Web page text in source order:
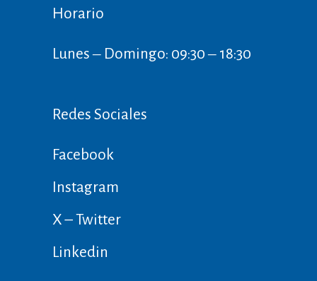
Horario
Lunes ‒ Domingo: 09:30 ‒ 18:30
Redes Sociales
Facebook
Instagram
X – Twitter
Linkedin